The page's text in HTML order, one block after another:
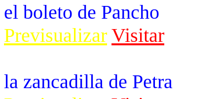
el boleto de Pancho
Previsualizar Visitar
la zancadilla de Petra